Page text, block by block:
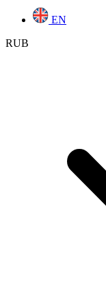
EN
RUB